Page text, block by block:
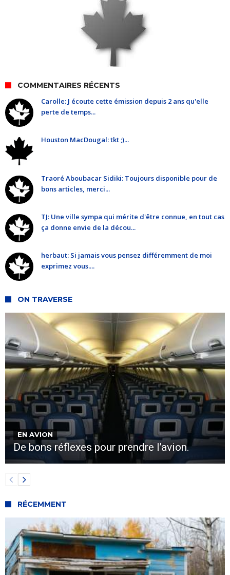
COMMENTAIRES RÉCENTS
Carolle: J écoute cette émission depuis 2 ans qu'elle
perte de temps...
Houston MacDougal: tkt ;)...
Traoré Aboubacar Sidiki: Toujours disponible pour de
bons articles, merci...
TJ: Une ville sympa qui mérite d'être connue, en tout cas
ça donne envie de la décou...
herbaut: Si jamais vous pensez différemment de moi
exprimez vous....
ON TRAVERSE
EN AVION
De bons réflexes pour prendre l’avion.
RÉCEMMENT